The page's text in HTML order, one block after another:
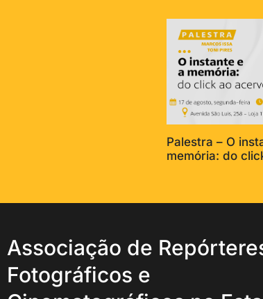
Palestra – O
memória: do
Associação de
Fotográficos e